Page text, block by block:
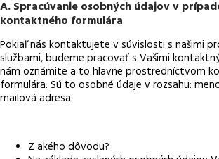
A. Spracúvanie osobných údajov v
kontaktného formulára
Pokiaľ nás kontaktujete v súvislosti s našimi
službami, budeme pracovať s Vašimi
nám oznámite a to hlavne prostredníctvom
formulára. Sú to osobné údaje v rozsahu:
mailová adresa.
Z akého dôvodu?